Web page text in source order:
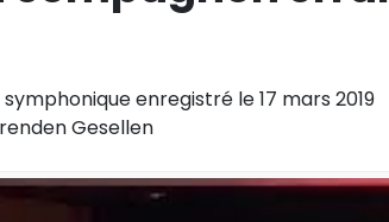
enregistré le 17 mars 2019
Gesellen